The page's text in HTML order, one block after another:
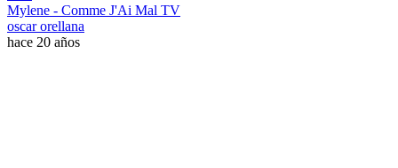
Mylene - Comme J'Ai Mal TV
oscar orellana
hace 20 años